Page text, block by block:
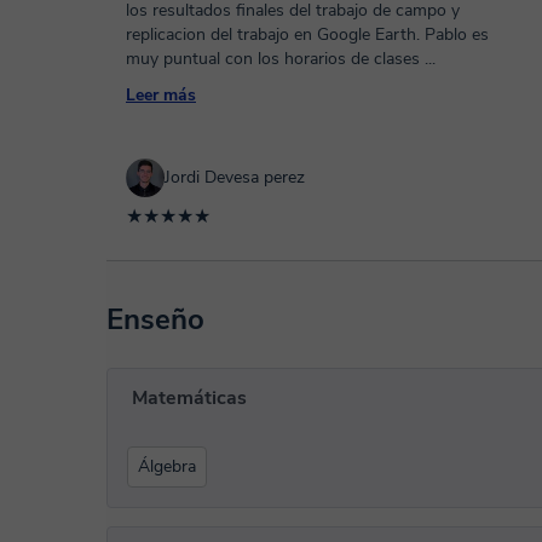
los resultados finales del trabajo de campo y
replicacion del trabajo en Google Earth. Pablo es
muy puntual con los horarios de clases ...
Leer más
Jordi Devesa perez
★★★★★
Enseño
Matemáticas
Álgebra